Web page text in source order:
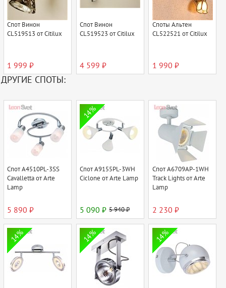
Спот Винон
CL519513 от Citilux
1 999 ₽
Спот Винон
CL519523 от Citilux
4 599 ₽
Споты Альтен
CL522521 от Citilux
1 990 ₽
ДРУГИЕ СПОТЫ:
Спот A4510PL-3SS
Cavalletta от Arte
Lamp
5 890 ₽
14%
Спот A9155PL-3WH
Ciclone от Arte Lamp
5 090 ₽ 5 940 ₽
Спот A6709AP-1WH
Track Lights от Arte
Lamp
2 230 ₽
14% 14% 14%